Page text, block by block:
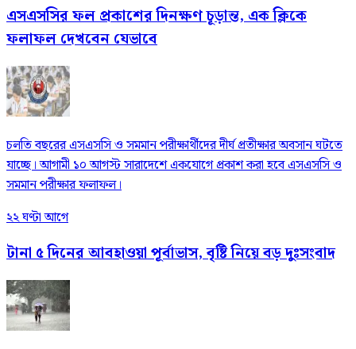
এসএসসির ফল প্রকাশের দিনক্ষণ চূড়ান্ত, এক ক্লিকে
ফলাফল দেখবেন যেভাবে
চলতি বছরের এসএসসি ও সমমান পরীক্ষার্থীদের দীর্ঘ প্রতীক্ষার অবসান ঘটতে
যাচ্ছে। আগামী ১০ আগস্ট সারাদেশে একযোগে প্রকাশ করা হবে এসএসসি ও
সমমান পরীক্ষার ফলাফল।
২২ ঘণ্টা আগে
টানা ৫ দিনের আবহাওয়া পূর্বাভাস, বৃষ্টি নিয়ে বড় দুঃসংবাদ